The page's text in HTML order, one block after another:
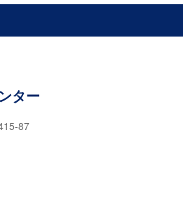
ター
87